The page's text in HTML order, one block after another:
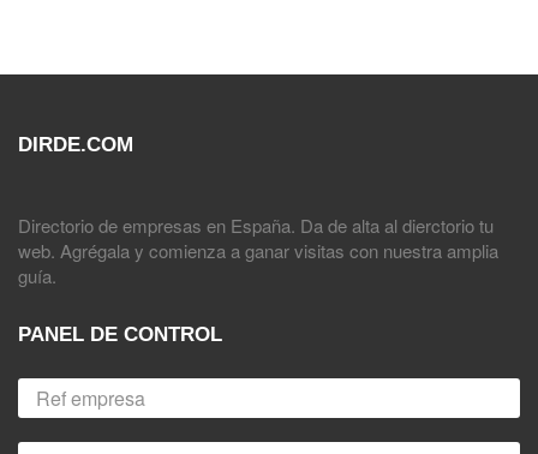
DIRDE.COM
Directorio de empresas en España. Da de alta al dierctorio tu
web. Agrégala y comienza a ganar visitas con nuestra amplia
guía.
PANEL DE CONTROL